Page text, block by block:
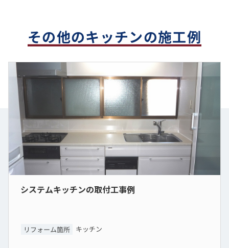
その他のキッチンの施工例
システムキッチンの取付工事例
リフォーム箇所 キッチン